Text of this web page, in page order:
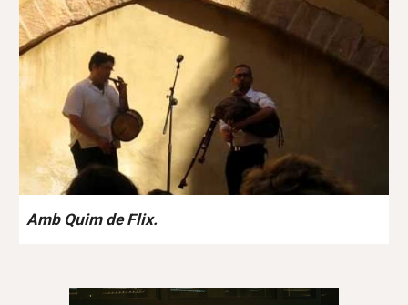
Amb Quim de Flix.